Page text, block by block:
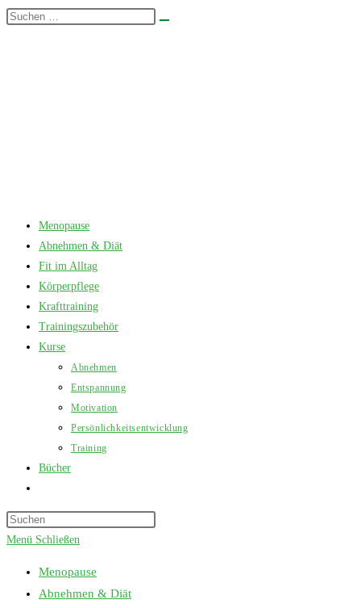
Zum
Diese
Menopause
Abnehmen & Diät
Fit im Alltag
Körperpflege
Krafttraining
Trainingszubehör
Kurse
Abnehmen
Entspannung
Motivation
Persönlichkeitsentwicklung
Training
Bücher
umschalten
Menü Schließen
Menopause
Abnehmen & Diät